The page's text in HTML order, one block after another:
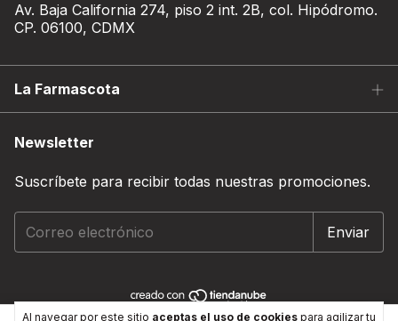
Al navegar por este sitio aceptas el uso de cookies para agilizar tu
Av. Baja California 274, piso 2 int. 2B, col. Hipódromo.
CP. 06100, CDMX
La Farmascota
Newsletter
Suscríbete para recibir todas nuestras promociones.